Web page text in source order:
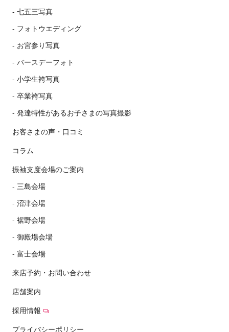
七五三写真
フォトウエディング
お宮参り写真
バースデーフォト
小学生袴写真
卒業袴写真
発達特性があるお子さまの写真撮影
お客さまの声・口コミ
コラム
振袖支度会場のご案内
三島会場
沼津会場
裾野会場
御殿場会場
富士会場
来店予約・お問い合わせ
店舗案内
採用情報
プライバシーポリシー